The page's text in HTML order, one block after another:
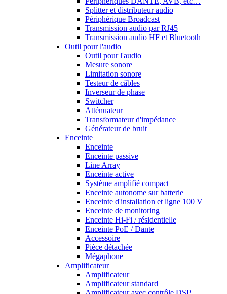
Splitter et distributeur audio
Périphérique Broadcast
Transmission audio par RJ45
Transmission audio HF et Bluetooth
Outil pour l'audio
Outil pour l'audio
Mesure sonore
Limitation sonore
Testeur de câbles
Inverseur de phase
Switcher
Atténuateur
Transformateur d'impédance
Générateur de bruit
Enceinte
Enceinte
Enceinte passive
Line Array
Enceinte active
Système amplifié compact
Enceinte autonome sur batterie
Enceinte d'installation et ligne 100 V
Enceinte de monitoring
Enceinte Hi-Fi / résidentielle
Enceinte PoE / Dante
Accessoire
Pièce détachée
Mégaphone
Amplificateur
Amplificateur
Amplificateur standard